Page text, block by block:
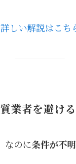
しい解説はこち
業者を避け
なのに条件が不明